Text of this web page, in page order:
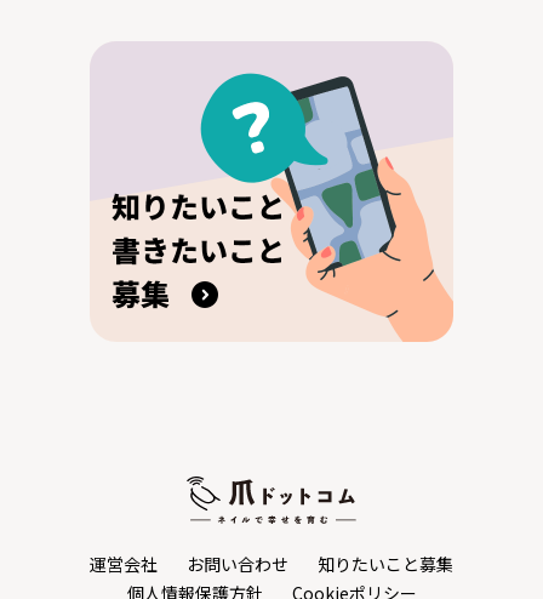
運営会社 お問い合わせ
知りたいこと募集
個人情報保護方針
Cookieポリシー